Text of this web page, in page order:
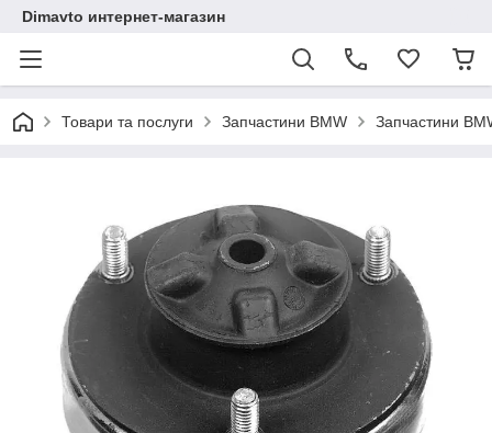
Dimavto интернет-магазин
Товари та послуги Запчастини BMW Запчастини